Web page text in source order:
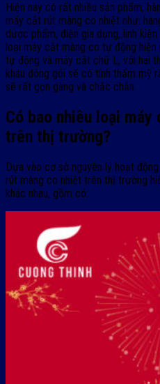
Hiện nay có rất nhiều sản phẩm,
máy cắt rút màng co nhiệt như:
dược phẩm, điện gia dụng, linh
loại máy cắt màng co tự động
tự động và máy cắt chữ L, với hai
khâu đóng gói sẽ có tính thẩm mỹ
sẽ rất gọn gàng và chắc chắn.
Có bao nhiêu loại
trên thị trường?
Dựa vào cơ sở nguyên lý hoạt
rút màng co nhiệt trên thị trường
khác nhau, gồm có: